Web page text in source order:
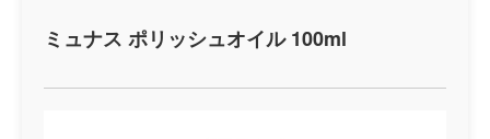
ミュナス ポリッシュオイル 100ml